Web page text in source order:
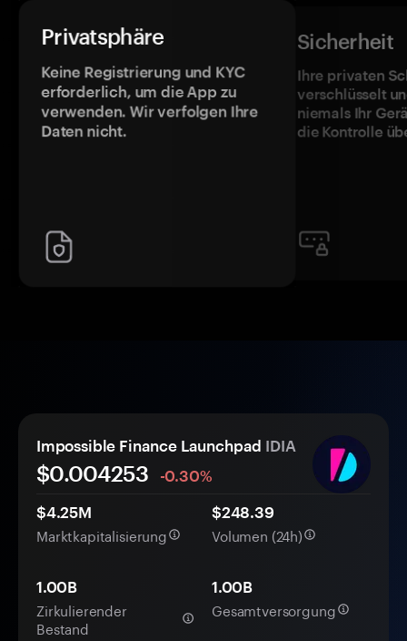
Privatsphäre
Keine Registrierung und KYC
erforderlich, um die App zu
verwenden. Wir verfolgen Ihre
Daten nicht.
Sicherheit
Ihre privaten
verschlüsselt
niemals Ihr
die Kontrolle
Impossible Finance Launchpad IDIA
$0.004253
-0.30%
$4.25M
Marktkapitalisierung
$248.39
Volumen (24h)
1.00B
Zirkulierender
Bestand
1.00B
Gesamtversorgung